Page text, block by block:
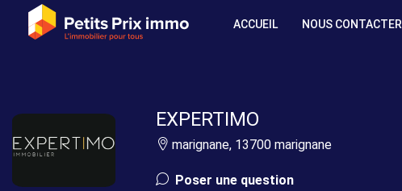
ACCUEIL NOUS CONTACTER
EXPERTIMO
marignane, 13700 marignane
Poser une question